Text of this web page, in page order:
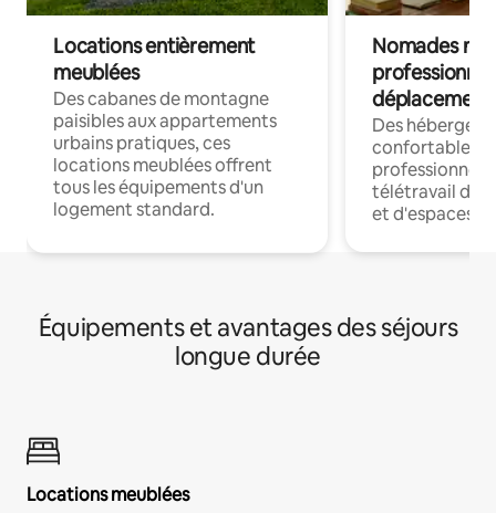
Locations entièrement
meublées
Des cabanes de montagne
paisibles aux appartements
urbains pratiques, ces
locations meublées offrent
tous les équipements d'un
logement standard.
Nomades
déplacement
Des
confortables
professionnels
télétravail
et d'espaces
Équipements et avantages des séjours
longue durée
Locations meublées